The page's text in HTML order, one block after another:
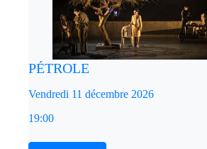
PÉTROLE
Vendredi 11 décembre 2026
19:00